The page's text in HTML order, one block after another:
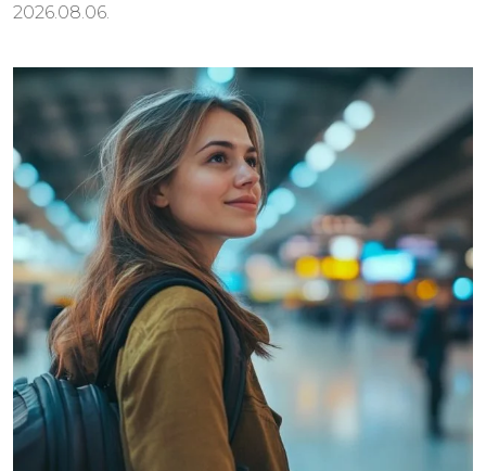
2026.08.06.